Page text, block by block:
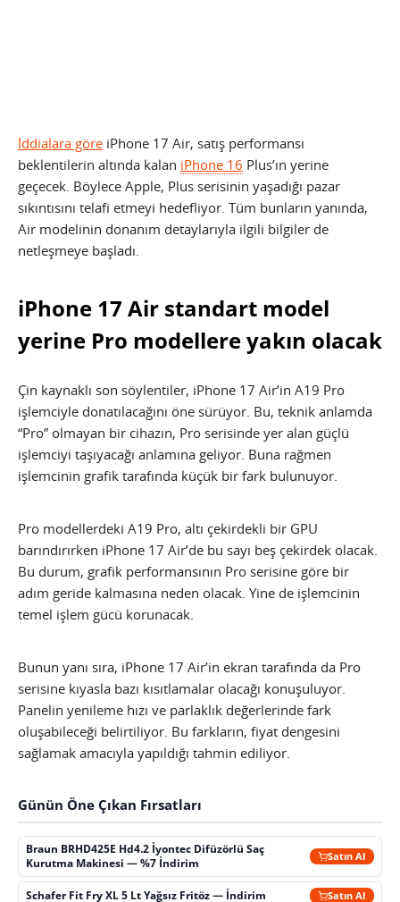
İddialara göre iPhone 17 Air, satış performansı
beklentilerin altında kalan iPhone 16 Plus’ın yerine
geçecek. Böylece Apple, Plus serisinin yaşadığı pazar
sıkıntısını telafi etmeyi hedefliyor. Tüm bunların yanında,
Air modelinin donanım detaylarıyla ilgili bilgiler de
netleşmeye başladı.
iPhone 17 Air standart model
yerine Pro modellere yakın olacak
Çin kaynaklı son söylentiler, iPhone 17 Air’in A19 Pro
işlemciyle donatılacağını öne sürüyor. Bu, teknik anlamda
“Pro” olmayan bir cihazın, Pro serisinde yer alan güçlü
işlemciyi taşıyacağı anlamına geliyor. Buna rağmen
işlemcinin grafik tarafında küçük bir fark bulunuyor.
Pro modellerdeki A19 Pro, altı çekirdekli bir GPU
barındırırken iPhone 17 Air’de bu sayı beş çekirdek olacak.
Bu durum, grafik performansının Pro serisine göre bir
adım geride kalmasına neden olacak. Yine de işlemcinin
temel işlem gücü korunacak.
Bunun yanı sıra, iPhone 17 Air’in ekran tarafında da Pro
serisine kıyasla bazı kısıtlamalar olacağı konuşuluyor.
Panelin yenileme hızı ve parlaklık değerlerinde fark
oluşabileceği belirtiliyor. Bu farkların, fiyat dengesini
sağlamak amacıyla yapıldığı tahmin ediliyor.
Günün Öne Çıkan Fırsatları
Braun BRHD425E Hd4.2 İyontec Difüzörlü Saç
Kurutma Makinesi — %7 İndirim
Satın Al
Schafer Fit Fry XL 5 Lt Yağsız Fritöz — İndirim Satın Al